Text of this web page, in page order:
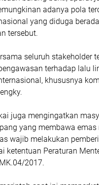
adanya pola
yang diduga
tersebut.
seluruh stakeholder
terhadap lalu
khususnya
juga mengingatkan
yang membawa emas
wajib melakukan
ketentuan Peraturan
2017.